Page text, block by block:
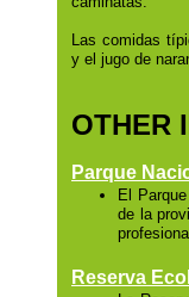
Las comidas
y el jugo de
OTHER
Parque
El
de la
Reserva